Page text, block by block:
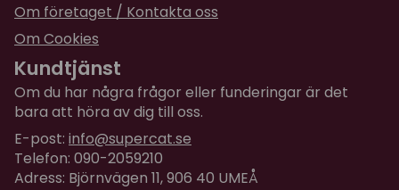
Om företaget / Kontakta oss
Om Cookies
Kundtjänst
Om du har några frågor eller funderingar är det
bara att höra av dig till oss.
E-post: info@supercat.se
Telefon: 090-2059210
Adress: Björnvägen 11, 906 40 UMEÅ